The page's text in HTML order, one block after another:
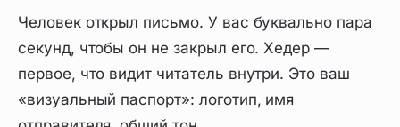
Человек открыл письмо. У вас буквально пара
секунд, чтобы он не закрыл его. Хедер —
первое, что видит читатель внутри. Это ваш
«визуальный паспорт»: логотип, имя